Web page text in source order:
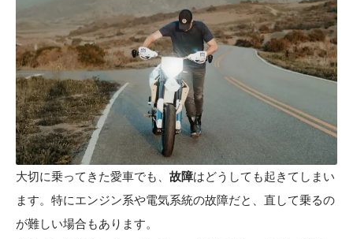
大切に乗ってきた愛車でも、 故障はどうしても起きてしまい
ます。特にエンジン系や電気系統の故障だと、直して乗るの
が難しい場合もあります。